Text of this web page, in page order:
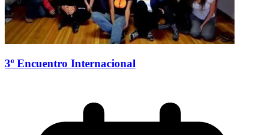
3º Encuentro Internacional